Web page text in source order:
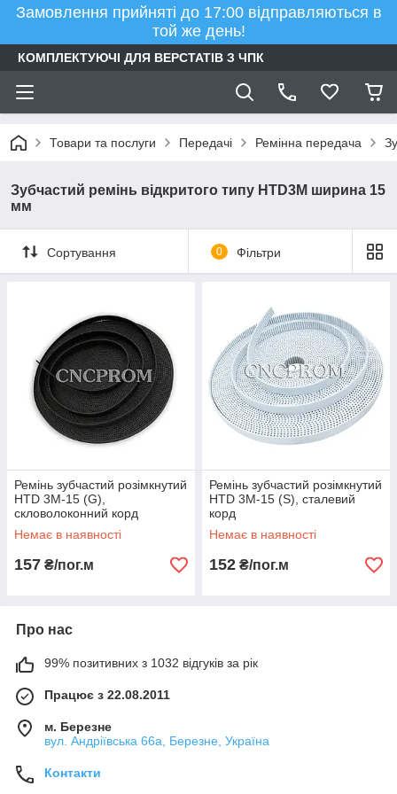
Замовлення прийняті до 17:00 відправляються в
той же день!
КОМПЛЕКТУЮЧІ ДЛЯ ВЕРСТАТІВ З ЧПК
Товари та послуги Передачі Ремінна передача
Зубчастий ремінь відкритого типу HTD3M ширина 15
мм
Сортування 0 Фільтри
Ремінь зубчастий розімкнутий
HTD 3M-15 (G),
скловолоконний корд
Немає в наявності
157 ₴/пог.м
Ремінь зубчастий розімкнутий
HTD 3М-15 (S), сталевий
корд
Немає в наявності
152 ₴/пог.м
Про нас
99% позитивних з 1032 відгуків за рік
Працює з 22.08.2011
м. Березне
вул. Андріївська 66а, Березне, Україна
Контакти